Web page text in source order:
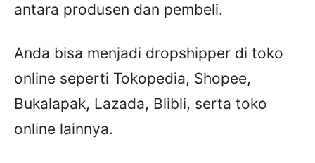
antara produsen dan pembeli.
Anda bisa menjadi dropshipper di toko
online seperti Tokopedia, Shopee,
Bukalapak, Lazada, Blibli, serta toko
online lainnya.